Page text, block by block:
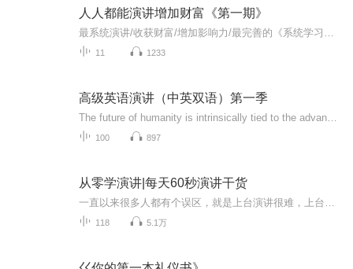
人人都能演讲增加财富《第一期》
11 1233
高级英语演讲（中英双语）第一季
100 897
从零学演讲|每天60秒演讲干货
118 5.1万